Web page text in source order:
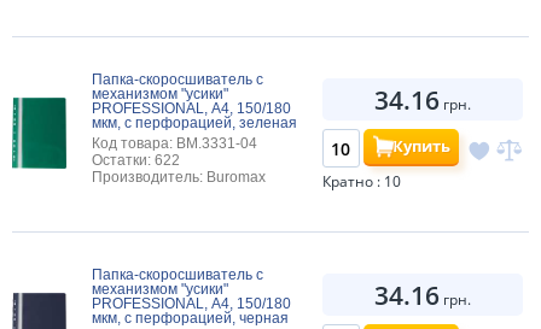
Папка-скоросшиватель с
механизмом "усики"
PROFESSIONAL, А4, 150/180
мкм, с перфорацией, зеленая
Код товара: BM.3331-04
Остатки: 622
Производитель: Buromax
34.16 грн.
Купить
Кратно : 10
Папка-скоросшиватель с
механизмом "усики"
PROFESSIONAL, А4, 150/180
мкм, с перфорацией, черная
34.16 грн.